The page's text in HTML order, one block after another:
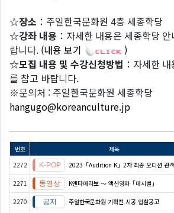
☆장소 ：주일한국문화원 4층 세종학당
☆강좌 내용 ：자세한 내용은 세종학당
랍니다. (내용 보기
)
☆모집 내용 및 수강신청방법 ：자세한
를 참고 바랍니다.
※문의처 : 주일한국문화원 세종학당
hangugo@koreanculture.jp
번호 제목
2272
2023「Audition K」2차 최종 오디션 관
2271 K엔타메라보 ～ 액션영화「데시벨」
2270 주일한국문화원 기획전 시공 입찰공고